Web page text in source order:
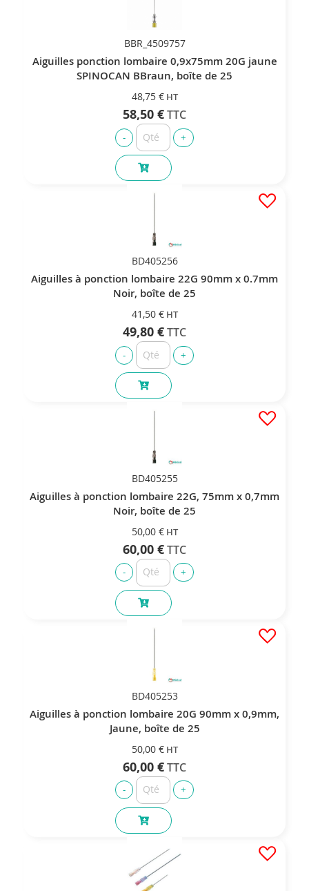
BBR_4509757
Aiguilles ponction lombaire 0,9x75mm 20G jaune
SPINOCAN BBraun, boîte de 25
48,75 €
58,50 €
BD405256
Aiguilles à ponction lombaire 22G 90mm x 0.7mm
Noir, boîte de 25
41,50 €
49,80 €
BD405255
Aiguilles à ponction lombaire 22G, 75mm x 0,7mm
Noir, boîte de 25
50,00 €
60,00 €
BD405253
Aiguilles à ponction lombaire 20G 90mm x 0,9mm,
Jaune, boîte de 25
50,00 €
60,00 €